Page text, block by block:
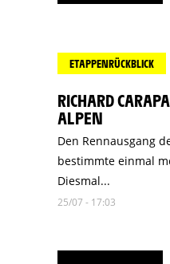
ETAPPENRÜCKBLICK
RICHARD
ALPEN
Den Rennausgang
bestimmte einmal
Diesmal...
25/07 - 17:03